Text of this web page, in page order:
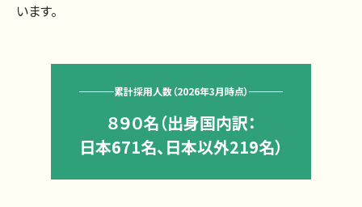
います。
累計採用人数（2026年3月時点）
８９０名（出身国内訳：
日本671名、日本以外219名）